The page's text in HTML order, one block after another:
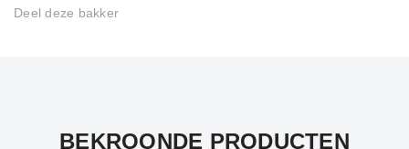
Deel deze bakker
BEKROONDE PRODUCTEN